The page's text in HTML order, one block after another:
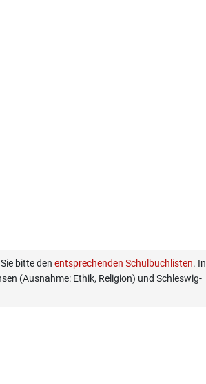
bitte den entsprechenden Schulbuchlisten. In
(Ausnahme: Ethik, Religion) und Schleswig-